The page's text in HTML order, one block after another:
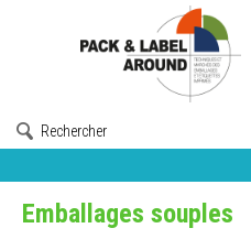
Rechercher
Emballages souples